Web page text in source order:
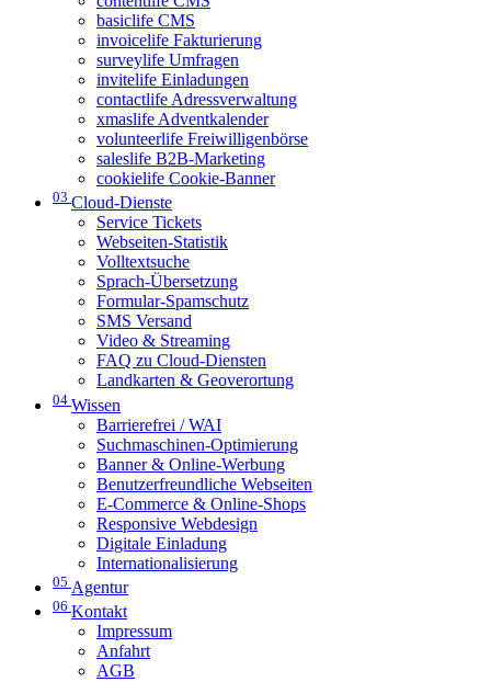
basiclife CMS
invoicelife Fakturierung
surveylife Umfragen
invitelife Einladungen
contactlife Adressverwaltung
xmaslife Adventkalender
volunteerlife Freiwilligenbörse
saleslife B2B-Marketing
cookielife Cookie-Banner
03 Cloud-Dienste
Service Tickets
Webseiten-Statistik
Volltextsuche
Sprach-Übersetzung
Formular-Spamschutz
SMS Versand
Video & Streaming
FAQ zu Cloud-Diensten
Landkarten & Geoverortung
04 Wissen
Barrierefrei / WAI
Suchmaschinen-Optimierung
Banner & Online-Werbung
Benutzerfreundliche Webseiten
E-Commerce & Online-Shops
Responsive Webdesign
Digitale Einladung
Internationalisierung
05 Agentur
06 Kontakt
Impressum
Anfahrt
AGB